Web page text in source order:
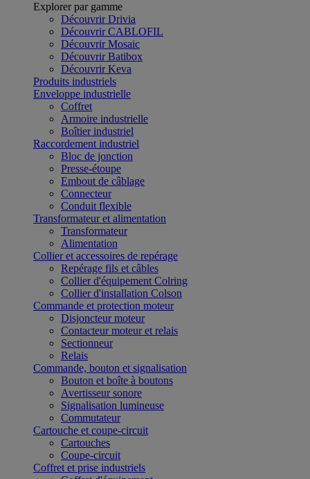
Explorer par gamme
Découvrir Drivia
Découvrir CABLOFIL
Découvrir Mosaic
Découvrir Batibox
Découvrir Keva
Produits industriels
Enveloppe industrielle
Coffret
Armoire industrielle
Boîtier industriel
Raccordement industriel
Bloc de jonction
Presse-étoupe
Embout de câblage
Connecteur
Conduit flexible
Transformateur et alimentation
Transformateur
Alimentation
Collier et accessoires de repérage
Repérage fils et câbles
Collier d'équipement Colring
Collier d'installation Colson
Commande et protection moteur
Disjoncteur moteur
Contacteur moteur et relais
Sectionneur
Relais
Commande, bouton et signalisation
Bouton et boîte à boutons
Avertisseur sonore
Signalisation lumineuse
Commutateur
Cartouche et coupe-circuit
Cartouches
Coupe-circuit
Coffret et prise industriels